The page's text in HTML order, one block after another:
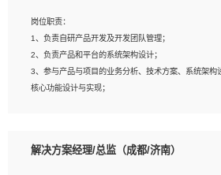
与实现，熟悉常用开源框架及设计模式；
4、熟悉Golang、连接池、消息队列等组件使用、熟
跟工具使用；
5、对技术有激情，喜欢钻研，能快速接受和掌握新
强，良好的沟通表达能力和团队协作能力。
岗位职责：
1、负责自研产品开发及开发团队管理；
2、负责产品和平台的系统架构设计；
3、参与产品与项目的业务分析、技术方案、系统架构
核心功能设计与实现；
解决方案经理/总监（成都/济南）